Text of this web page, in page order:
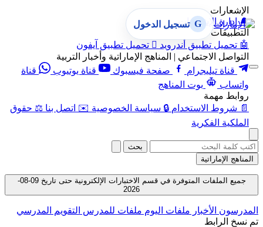
الإشعارات
🔔 إدارة الإشعارات
التطبيقات
🤖 تحميل تطبيق أندرويد  تحميل تطبيق آيفون
التواصل الاجتماعي | المناهج الإماراتية وأخبار التربية
قناة تيليجرام
صفحة فيسبوك قناة يوتيوب
قناة
واتساب
بوت المناهج
روابط مهمة
📄 شروط الاستخدام 🔒 سياسة الخصوصية ✉️ اتصل بنا ⚖️ حقوق
الملكية الفكرية
G تسجيل الدخول
بحث
المناهج الإماراتية
جميع الملفات المتوفرة في قسم الاختبارات الإلكترونية حتى تاريخ 09-08-
2026
المدرسون الأخبار ملفات اليوم ملفات للمدرس التقويم المدرسي
تم نسخ الرابط